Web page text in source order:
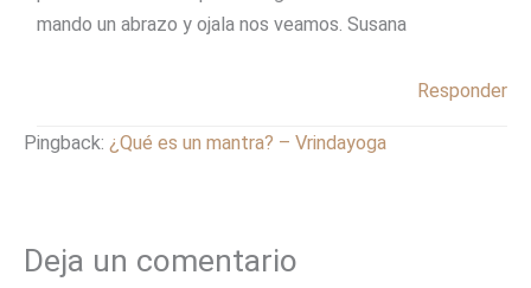
mando un abrazo y ojala nos veamos. Susana
Responder
Pingback: ¿Qué es un mantra? – Vrindayoga
Deja un comentario